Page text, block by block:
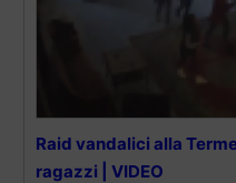
Raid vandalici alla
ragazzi | VIDEO